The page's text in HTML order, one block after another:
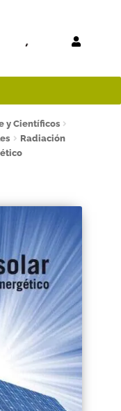
y Científicos
Radiación